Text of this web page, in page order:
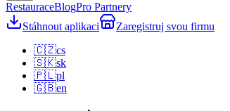
RestauraceBlogPro Partnery
Stáhnout aplikaci
Zaregistruj svou firmu
🇨🇿cs
🇸🇰sk
🇵🇱pl
🇬🇧en